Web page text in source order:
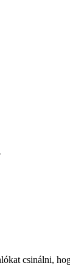
csinálni,